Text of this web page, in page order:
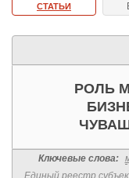
СТАТЬИ
РОЛЬ
Ключевые слова:
Единый реестр